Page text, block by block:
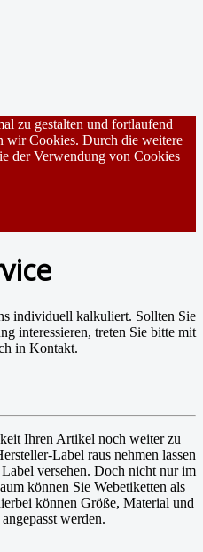
zu gestalten und fortlaufend
wir Cookies. Durch die weitere
der Verwendung von Cookies
individuell kalkuliert. Sollten Sie
interessieren, treten Sie bitte mit
in Kontakt.
Ihren Artikel noch weiter zu
Label raus nehmen lassen
versehen. Doch nicht nur im
können Sie Webetiketten als
können Größe, Material und
werden.